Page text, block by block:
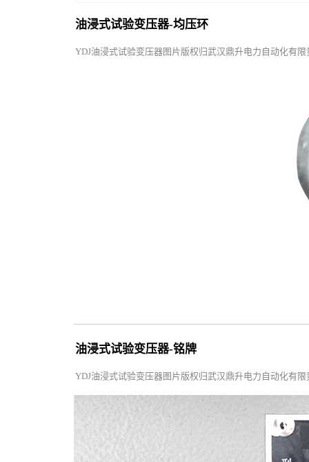
油浸式试验变压器-均压环
YDJ油浸式试验变压器图片版权归武汉鼎升电力自动化有
油浸式试验变压器-铭牌
YDJ油浸式试验变压器图片版权归武汉鼎升电力自动化有